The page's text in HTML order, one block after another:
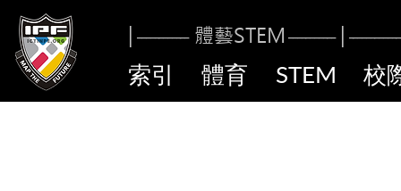
------------體藝STEM----------- ------------
索引 體育 STEM 校